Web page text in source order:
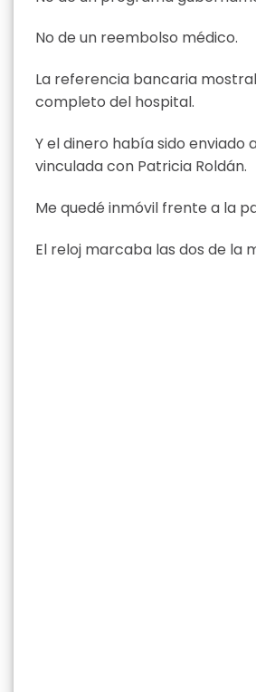
No de un reembolso médico.
La referencia bancaria
completo del hospital.
Y el dinero había sido enviado
vinculada con Patricia Roldán.
Me quedé inmóvil frente a la
El reloj marcaba las dos de la